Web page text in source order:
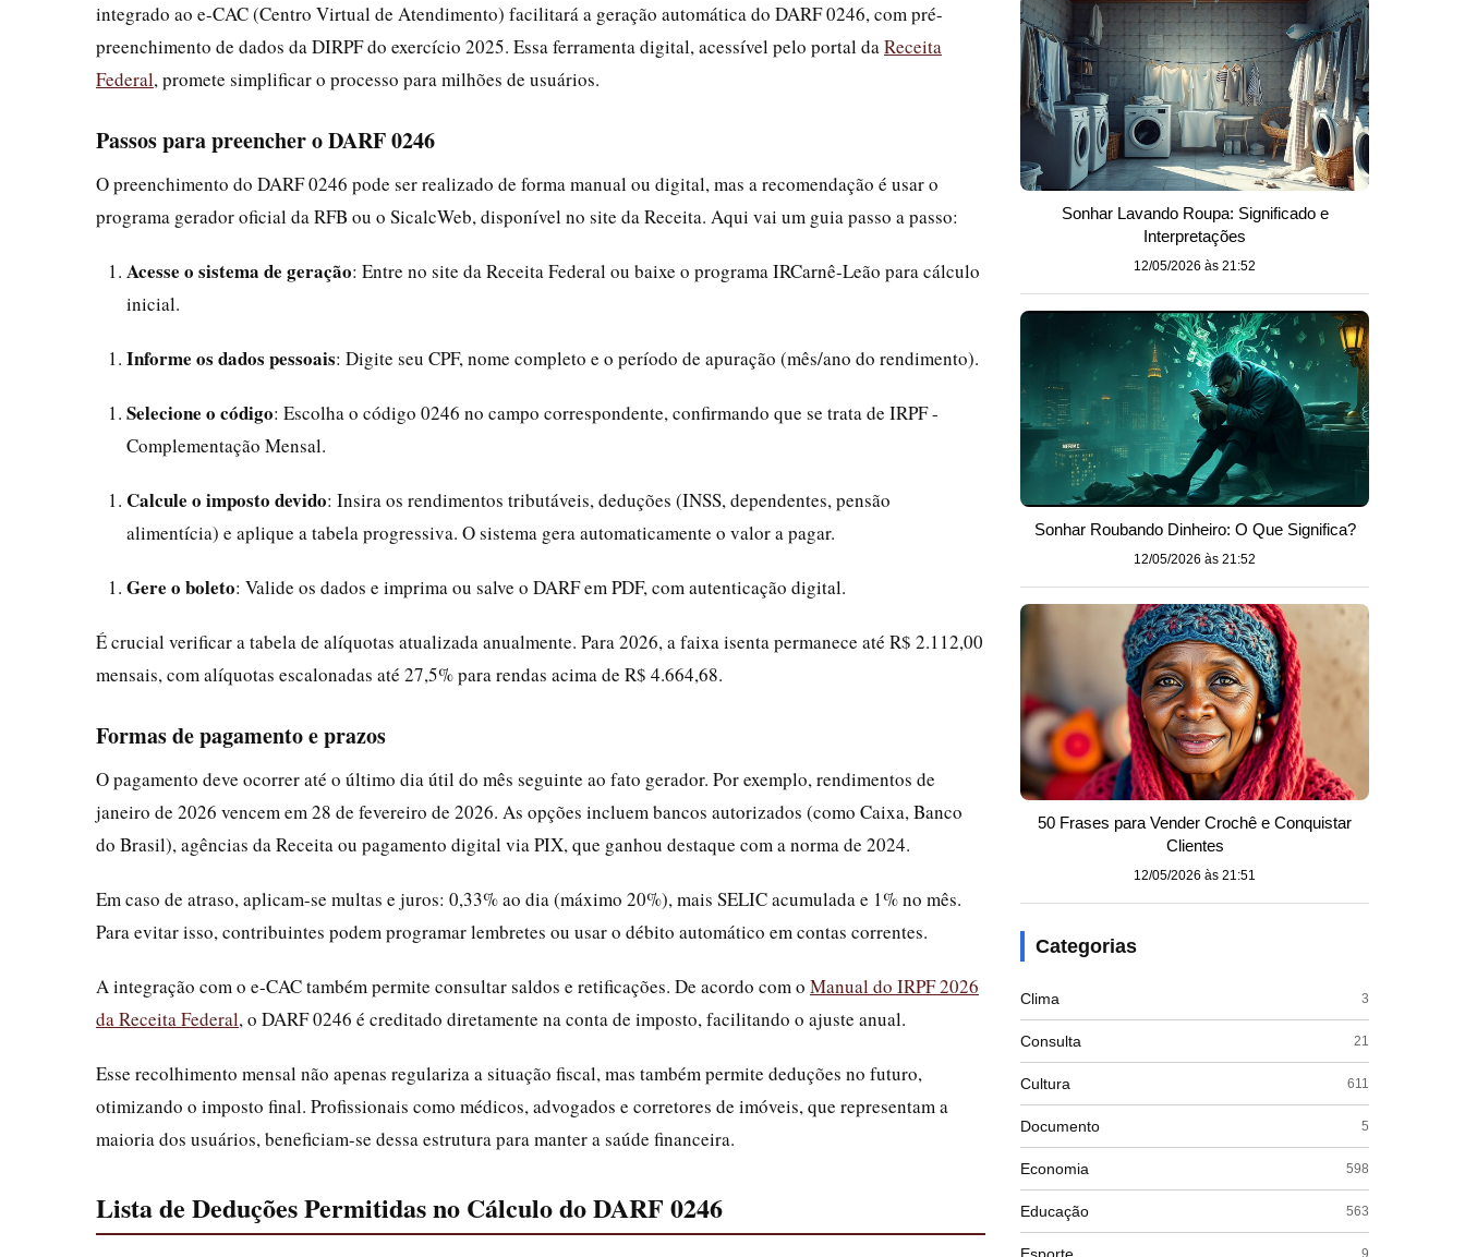
integrado ao e-CAC (Centro Virtual de Atendimento) facilitará a geração automática do DARF 0246, com pré-
preenchimento de dados da DIRPF do exercício 2025. Essa ferramenta digital, acessível pelo portal daReceita
Federal, promete simplificar o processo para milhões de usuários.
Passos para preencher o DARF 0246
O preenchimento do DARF 0246 pode ser realizado de forma manual ou digital, mas a recomendação é usar o
programa gerador oficial da RFB ou o SicalcWeb, disponível no site da Receita. Aqui vai um guia passo a passo:
Acesse o sistema de geração: Entre no site da Receita Federal ou baixe o programa IRCarnê-Leão para cálculo
inicial.
Informe os dados pessoais: Digite seu CPF, nome completo e o período de apuração (mês/ano do rendimento).
Selecione o código: Escolha o código 0246 no campo correspondente, confirmando que se trata de IRPF -
Complementação Mensal.
Calcule o imposto devido: Insira os rendimentos tributáveis, deduções (INSS, dependentes, pensão
alimentícia) e aplique a tabela progressiva. O sistema gera automaticamente o valor a pagar.
Gere o boleto: Valide os dados e imprima ou salve o DARF em PDF, com autenticação digital.
É crucial verificar a tabela de alíquotas atualizada anualmente. Para 2026, a faixa isenta permanece até R$ 2.112,00
mensais, com alíquotas escalonadas até 27,5% para rendas acima de R$ 4.664,68.
Formas de pagamento e prazos
O pagamento deve ocorrer até o último dia útil do mês seguinte ao fato gerador. Por exemplo, rendimentos de
janeiro de 2026 vencem em 28 de fevereiro de 2026. As opções incluem bancos autorizados (como Caixa, Banco
do Brasil), agências da Receita ou pagamento digital via PIX, que ganhou destaque com a norma de 2024.
Em caso de atraso, aplicam-se multas e juros: 0,33% ao dia (máximo 20%), mais SELIC acumulada e 1% no mês.
Para evitar isso, contribuintes podem programar lembretes ou usar o débito automático em contas correntes.
A integração com o e-CAC também permite consultar saldos e retificações. De acordo com o Manual do IRPF 2026
da Receita Federal, o DARF 0246 é creditado diretamente na conta de imposto, facilitando o ajuste anual.
Esse recolhimento mensal não apenas regulariza a situação fiscal, mas também permite deduções no futuro,
otimizando o imposto final. Profissionais como médicos, advogados e corretores de imóveis, que representam a
maioria dos usuários, beneficiam-se dessa estrutura para manter a saúde financeira.
Lista de Deduções Permitidas no Cálculo do DARF 0246
Sonhar Lavando Roupa: Significado e
Interpretações
12/05/2026 às 21:52
Sonhar Roubando Dinheiro: O Que Significa?
12/05/2026 às 21:52
50 Frases para Vender Crochê e Conquistar
Clientes
12/05/2026 às 21:51
Categorias
Clima 3
Consulta 21
Cultura 611
Documento 5
Economia 598
Educação 563
9